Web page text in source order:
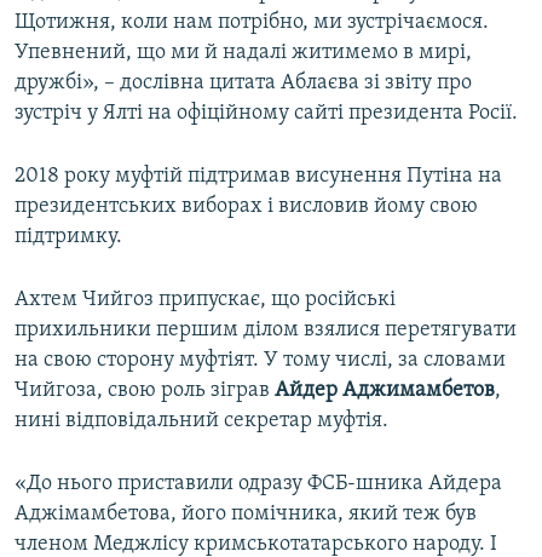
Щотижня, коли нам потрібно, ми зустрічаємося.
Упевнений, що ми й надалі житимемо в мирі,
дружбі», – дослівна цитата Аблаєва зі звіту про
зустріч у Ялті на офіційному сайті президента Росії.
2018 року муфтій підтримав висунення Путіна на
президентських виборах і висловив йому свою
підтримку.
Ахтем Чийгоз припускає, що російські
прихильники першим ділом взялися перетягувати
на свою сторону муфтіят. У тому числі, за словами
Чийгоза, свою роль зіграв Айдер Аджимамбетов,
нині відповідальний секретар муфтія.
«До нього приставили одразу ФСБ-шника Айдера
Аджімамбетова, його помічника, який теж був
членом Меджлісу кримськотатарського народу. І